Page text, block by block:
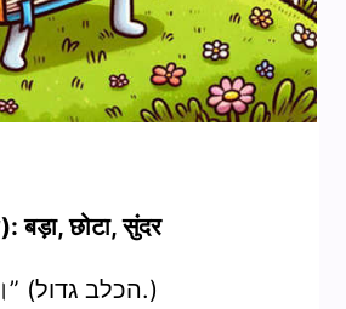
(שמות תואר): बड़ा, छोटा, सुंदर
1.“कुत्ता बड़ा है।” (הכלב גדול.)